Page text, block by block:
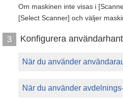
Om maskinen inte visas i
[Select Scanner] och väljer
3 Konfigurera
När du använder
När du använder